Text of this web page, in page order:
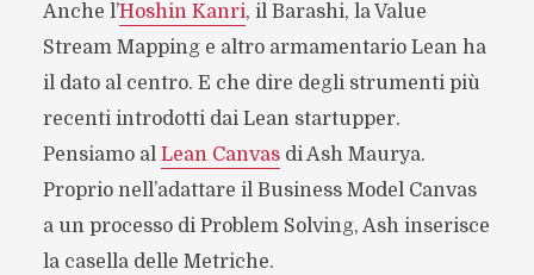
Anche l’Hoshin Kanri, il Barashi, la Value
Stream Mapping e altro armamentario Lean ha
il dato al centro. E che dire degli strumenti più
recenti introdotti dai Lean startupper.
Pensiamo al Lean Canvasdi Ash Maurya.
Proprio nell’adattare il Business Model Canvas
a un processo di Problem Solving, Ash inserisce
la casella delle Metriche.